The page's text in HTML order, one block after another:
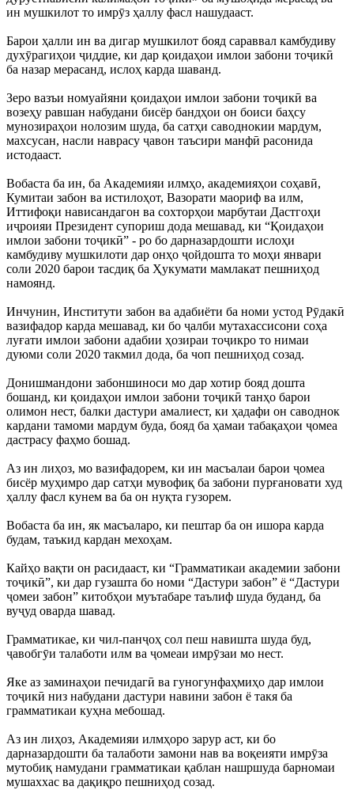
ин мушкилот то имрӯз ҳаллу фасл нашудааст.
Барои ҳалли ин ва дигар мушкилот бояд сараввал камбудиву
духӯрагиҳои ҷиддие, ки дар қоидаҳои имлои забони тоҷикӣ
ба назар мерасанд, ислоҳ карда шаванд.
Зеро вазъи номуайяни қоидаҳои имлои забони тоҷикӣ ва
возеҳу равшан набудани бисёр бандҳои он боиси баҳсу
мунозираҳои нолозим шуда, ба сатҳи саводнокии мардум,
махсусан, насли наврасу ҷавон таъсири манфӣ расонида
истодааст.
Вобаста ба ин, ба Академияи илмҳо, академияҳои соҳавӣ,
Кумитаи забон ва истилоҳот, Вазорати маориф ва илм,
Иттифоқи нависандагон ва сохторҳои марбутаи Дастгоҳи
иҷроияи Президент супориш дода мешавад, ки “Қоидаҳои
имлои забони тоҷикӣ” - ро бо дарназардошти ислоҳи
камбудиву мушкилоти дар онҳо ҷойдошта то моҳи январи
соли 2020 барои тасдиқ ба Ҳукумати мамлакат пешниҳод
намоянд.
Инчунин, Институти забон ва адабиёти ба номи устод Рӯдакӣ
вазифадор карда мешавад, ки бо ҷалби мутахассисони соҳа
луғати имлои забони адабии ҳозираи тоҷикро то нимаи
дуюми соли 2020 такмил дода, ба чоп пешниҳод созад.
Донишмандони забоншиноси мо дар хотир бояд дошта
бошанд, ки қоидаҳои имлои забони тоҷикӣ танҳо барои
олимон нест, балки дастури амалиест, ки ҳадафи он саводнок
кардани тамоми мардум буда, бояд ба ҳамаи табақаҳои ҷомеа
дастрасу фаҳмо бошад.
Аз ин лиҳоз, мо вазифадорем, ки ин масъалаи барои ҷомеа
бисёр муҳимро дар сатҳи мувофиқ ба забони пурғановати худ
ҳаллу фасл кунем ва ба он нуқта гузорем.
Вобаста ба ин, як масъаларо, ки пештар ба он ишора карда
будам, таъкид кардан мехоҳам.
Кайҳо вақти он расидааст, ки “Грамматикаи академии забони
тоҷикӣ”, ки дар гузашта бо номи “Дастури забон” ё “Дастури
ҷомеи забон” китобҳои муътабаре таълиф шуда буданд, ба
вуҷуд оварда шавад.
Грамматикае, ки чил-панҷоҳ сол пеш навишта шуда буд,
ҷавобгӯи талаботи илм ва ҷомеаи имрӯзаи мо нест.
Яке аз заминаҳои печидагӣ ва гуногунфаҳмиҳо дар имлои
тоҷикӣ низ набудани дастури навини забон ё такя ба
грамматикаи куҳна мебошад.
Аз ин лиҳоз, Академияи илмҳоро зарур аст, ки бо
дарназардошти ба талаботи замони нав ва воқеияти имрӯза
мутобиқ намудани грамматикаи қаблан нашршуда барномаи
мушаххас ва дақиқро пешниҳод созад.